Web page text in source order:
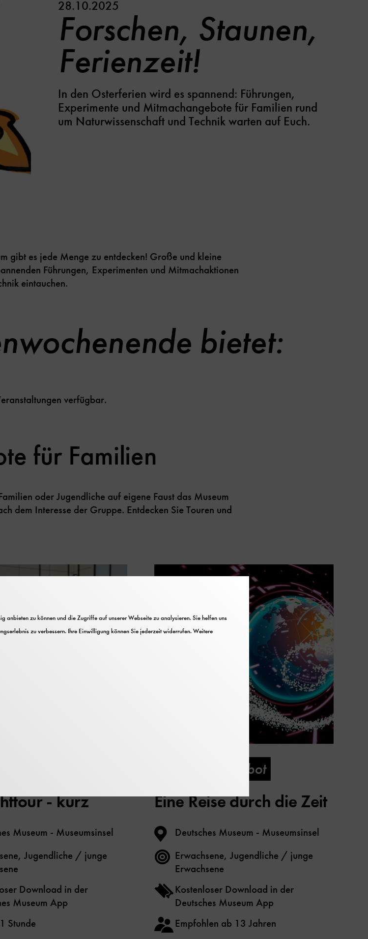
28.10.2025
Forschen, Staunen,
Ferienzeit!
In den Osterferien wird es spannend: Führungen,
Experimente und Mitmachangebote für Familien rund
um Naturwissenschaft und Technik warten auf Euch.
gibt es jede Menge zu entdecken! Große und kleine
Führungen, Experimenten und Mitmachaktionen
eintauchen.
bietet:
verfügbar.
für Familien
oder Jugendliche auf eigene Faust das Museum
dem Interesse der Gruppe. Entdecken Sie Touren und
- kurz
Museum - Museumsinsel
Jugendliche / junge
Download in der
Museum App
Stunde
Digitales Angebot
Eine Reise durch die Zeit
Deutsches Museum - Museumsinsel
Erwachsene, Jugendliche / junge
Erwachsene
Kostenloser Download in der
Deutsches Museum App
Empfohlen ab 13 Jahren
anbieten zu können und die Zugriffe auf unserer Webseite zu analysieren. Sie helfen uns
zu verbessern. Ihre Einwilligung können Sie jederzeit widerrufen. Weitere